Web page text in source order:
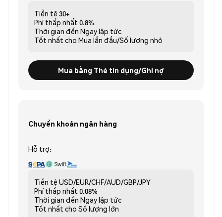
Tiền tệ 30+
Phí thấp nhất 0.8%
Thời gian đến Ngay lập tức
Tốt nhất cho Mua lần đầu/Số lượng nhỏ
Mua bằng Thẻ tín dụng/Ghi nợ
Chuyển khoản ngân hàng
Hỗ trợ:
Tiền tệ USD/EUR/CHF/AUD/GBP/JPY
Phí thấp nhất 0.08%
Thời gian đến Ngay lập tức
Tốt nhất cho Số lượng lớn